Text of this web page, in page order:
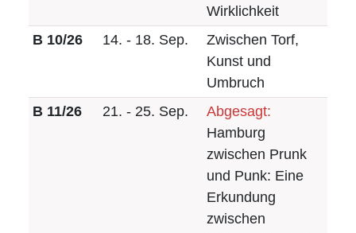
Wirklichkeit
B 10/26
14. - 18. Sep.
Zwischen Torf,
Kunst und
Umbruch
B 11/26
21. - 25. Sep.
Abgesagt:
Hamburg
zwischen Prunk
und Punk: Eine
Erkundung
zwischen